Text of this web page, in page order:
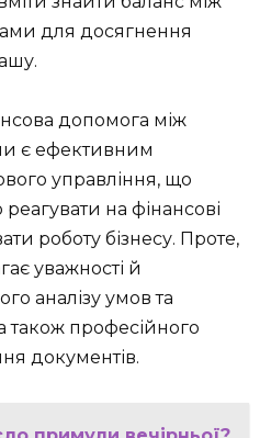
для досягнення
допомога між
є ефективним
управління, що
на фінансові
роботу бізнесу. Проте,
уважності й
аналізу умов та
також професійного
документів.